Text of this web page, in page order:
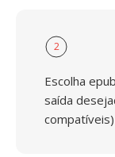
2
Escolha
saída
compatíveis)